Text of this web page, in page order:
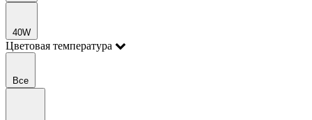
40W
Цветовая температура
Все